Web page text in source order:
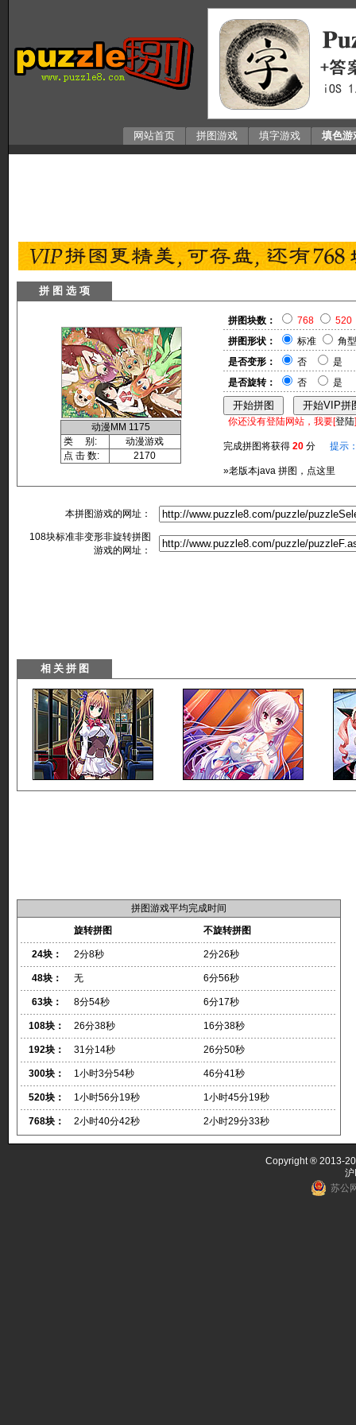
网站首页 拼图游戏 填字游戏 填色游
拼 图 选 项
动漫MM 1175
类 别:
动漫游戏
点 击 数:
2170
拼图块数： 768
520
拼图形状：
标准
角型
是否变形：
否
是
是否旋转：
否 是
你还没有登陆网站，我要[登陆
完成拼图将获得 20 分 提示
»老版本java 拼图，点这里
本拼图游戏的网址：
108块标准非变形非旋转拼图
游戏的网址：
拼图游戏平均完成时间
旋转拼图
不旋转拼图
24块： 2分8秒 2分26秒
48块： 无 6分56秒
63块： 8分54秒 6分17秒
108块： 26分38秒 16分38秒
192块： 31分14秒 26分50秒
300块： 1小时3分54秒 46分41秒
520块： 1小时56分19秒 1小时45分19秒
768块： 2小时40分42秒 2小时29分33秒
Copyright ® 2013-
苏公